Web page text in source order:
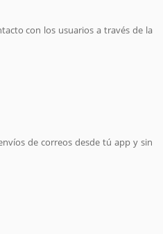
con los usuarios a través de la
de correos desde tú app y sin